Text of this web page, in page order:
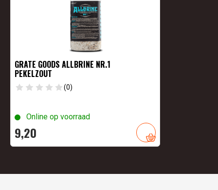
GRATE GOODS ALLBRINE NR.1
PEKELZOUT
(0)
Online op voorraad
9,20